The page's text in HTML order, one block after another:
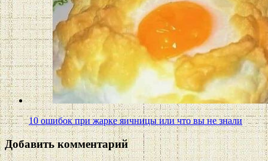
10 ошибок при жарке яичницы или что вы не знали
Добавить комментарий